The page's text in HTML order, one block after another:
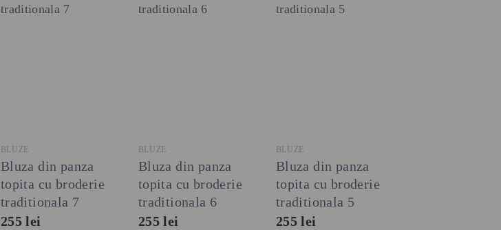
BLUZE
Bluza din panza
topita cu broderie
traditionala 7
255lei
BLUZE
Bluza din panza
topita cu broderie
traditionala 6
255lei
BLUZE
Bluza din panza
topita cu broderie
traditionala 5
255lei